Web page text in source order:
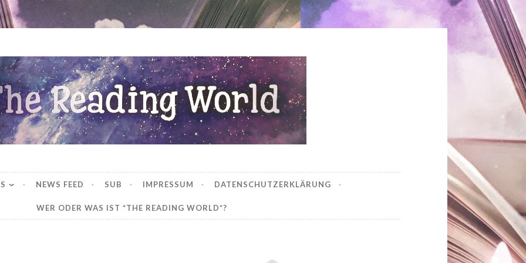
World
NEWS FEED SUB IMPRESSUM DATENSCHUTZERKLÄRUNG
WER ODER WAS IST *THE READING WORLD*?